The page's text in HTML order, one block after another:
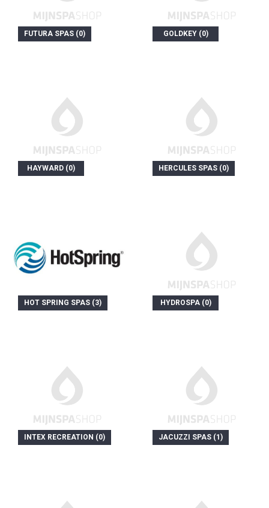
FUTURA SPAS (0) GOLDKEY (0)
HAYWARD (0) HERCULES SPAS (0)
HOT SPRING SPAS (3) HYDROSPA (0)
INTEX RECREATION (0) JACUZZI SPAS (1)